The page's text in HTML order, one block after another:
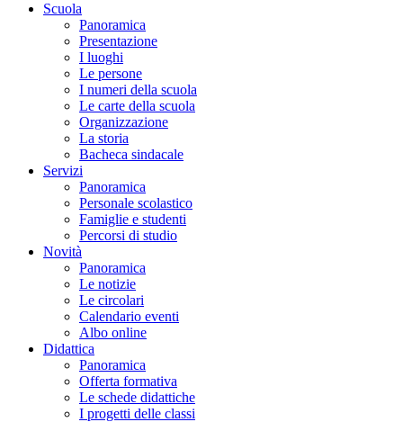
Scuola
Panoramica
Presentazione
I luoghi
Le persone
I numeri della scuola
Le carte della scuola
Organizzazione
La storia
Bacheca sindacale
Servizi
Panoramica
Personale scolastico
Famiglie e studenti
Percorsi di studio
Novità
Panoramica
Le notizie
Le circolari
Calendario eventi
Albo online
Didattica
Panoramica
Offerta formativa
Le schede didattiche
I progetti delle classi